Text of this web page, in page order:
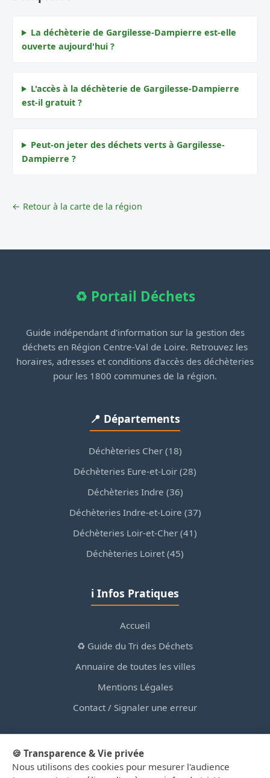
La déchèterie de Gargilesse-Dampierre est-elle
ouverte aujourd'hui ?
L'accès à la déchèterie de Gargilesse-Dampierre
est-il gratuit ?
Peut-on jeter des déchets verts à Gargilesse-
Dampierre ?
← Retour à la carte de la région
♻️ Portail Déchets
Guide indépendant d'information sur la gestion des
déchets en Région Centre-Val de Loire. Retrouvez les
horaires, adresses et conditions d'accès des déchèteries
pour les 1800 communes de la région.
📍 Départements
Déchèteries Cher (18)
Déchèteries Eure-et-Loir (28)
Déchèteries Indre (36)
Déchèteries Indre-et-Loire (37)
Déchèteries Loir-et-Cher (41)
Déchèteries Loiret (45)
ℹ️ Infos Pratiques
Accueil
♻️ Guide du Tri des Déchets
Annuaire de toutes les villes
Mentions Légales
Contact / Signaler une erreur
© 2026 PortailDesDechetsEnRegionCentre.fr — Site
🍪 Transparence & Vie privée
Nous utilisons des cookies pour mesurer l'audience